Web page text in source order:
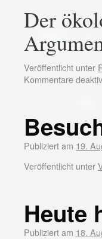
Der
Veröffentlicht unter
Kommentare
Publiziert am 19.
Veröffentlicht unter
Heute
Publiziert am 18.